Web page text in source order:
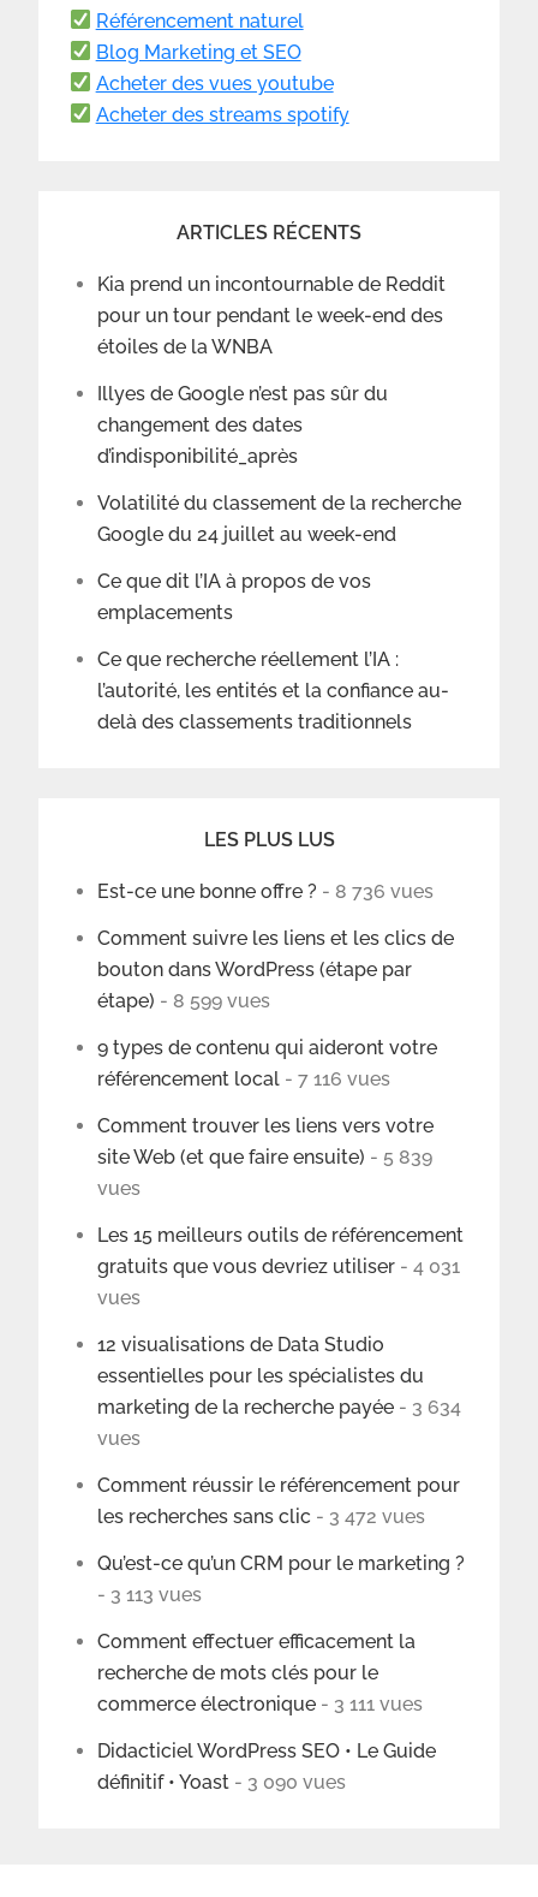
Référencement naturel
Blog Marketing et SEO
Acheter des vues youtube
Acheter des streams spotify
ARTICLES RÉCENTS
Kia prend un incontournable de Reddit
pour un tour pendant le week-end des
étoiles de la WNBA
Illyes de Google n’est pas sûr du
changement des dates
d’indisponibilité_après
Volatilité du classement de la recherche
Google du 24 juillet au week-end
Ce que dit l’IA à propos de vos
emplacements
Ce que recherche réellement l’IA :
l’autorité, les entités et la confiance au-
delà des classements traditionnels
LES PLUS LUS
Est-ce une bonne offre ? - 8 736 vues
Comment suivre les liens et les clics de
bouton dans WordPress (étape par
étape) - 8 599 vues
9 types de contenu qui aideront votre
référencement local - 7 116 vues
Comment trouver les liens vers votre
site Web (et que faire ensuite) - 5 839
vues
Les 15 meilleurs outils de référencement
gratuits que vous devriez utiliser - 4 031
vues
12 visualisations de Data Studio
essentielles pour les spécialistes du
marketing de la recherche payée - 3 634
vues
Comment réussir le référencement pour
les recherches sans clic - 3 472 vues
Qu’est-ce qu’un CRM pour le marketing ?
- 3 113 vues
Comment effectuer efficacement la
recherche de mots clés pour le
commerce électronique - 3 111 vues
Didacticiel WordPress SEO • Le Guide
définitif • Yoast - 3 090 vues